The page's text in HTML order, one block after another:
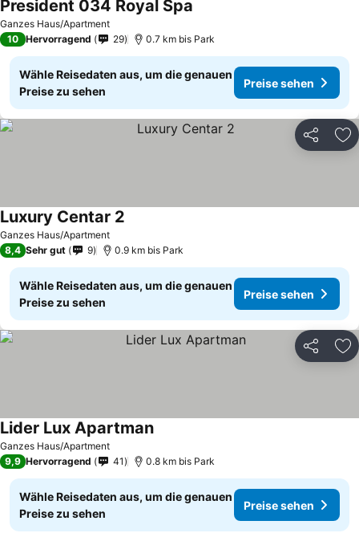
Ganzes Haus/Apartment
President 034 Royal Spa
10 Hervorragend 29 0.7 km bis Park
Wähle Reisedaten aus, um die genauen
Preise zu sehen
Preise sehen
Teilen
Ganzes Haus/Apartment
Luxury Centar 2
8,4 Sehr gut 9 0.9 km bis Park
Wähle Reisedaten aus, um die genauen
Preise zu sehen
Preise sehen
Teilen
Ganzes Haus/Apartment
Lider Lux ApartmanPreise sehen
9,9 Hervorragend 41 0.8 km bis Park
Wähle Reisedaten aus, um die genauen
Preise zu sehen
Preise sehen